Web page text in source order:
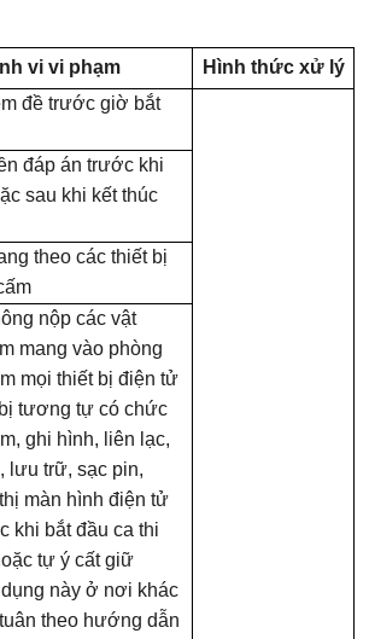
vi vi phạm Hình thức xử lý
đề trước giờ bắt
đáp án trước khi
sau khi kết thúc
theo các thiết bị
nộp các vật
mang vào phòng
mọi thiết bị điện tử
tương tự có chức
ghi hình, liên lạc,
lưu trữ, sạc pin,
màn hình điện tử
khi bắt đầu ca thi
tự ý cất giữ
này ở nơi khác
theo hướng dẫn